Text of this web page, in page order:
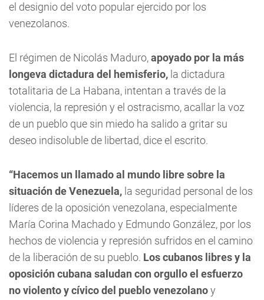
el designio del voto popular ejercido por los
venezolanos.
El régimen de Nicolás Maduro,apoyado por la más
longeva dictadura del hemisferio, la dictadura
totalitaria de La Habana, intentan a través de la
violencia, la represión y el ostracismo, acallar la voz
de un pueblo que sin miedo ha salido a gritar su
deseo indisoluble de libertad, dice el escrito.
“Hacemos un llamado al mundo libre sobre la
situación de Venezuela, la seguridad personal de los
líderes de la oposición venezolana, especialmente
María Corina Machado y Edmundo González, por los
hechos de violencia y represión sufridos en el camino
de la liberación de su pueblo. Los cubanos libres y la
oposición cubana saludan con orgullo el esfuerzo
no violento y cívico del pueblo venezolanoy